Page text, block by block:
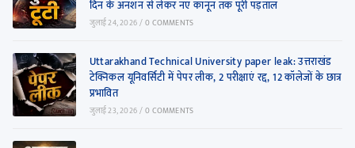
दिन के अनशन से लेकर नए कानून तक पूरी पड़ताल
जुलाई 24, 2026/0 COMMENTS
Uttarakhand Technical University paper leak: उत्तराखंड
टेक्निकल यूनिवर्सिटी में पेपर लीक, 2 परीक्षाएं रद्द, 12 कॉलेजों के छात्र
प्रभावित
जुलाई 23, 2026/0 COMMENTS